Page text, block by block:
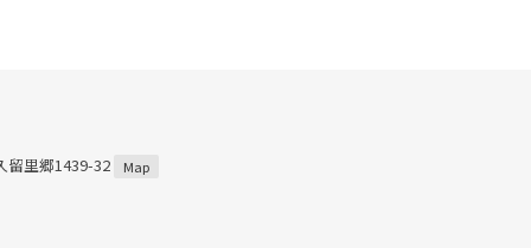
里郷1439-32 Map